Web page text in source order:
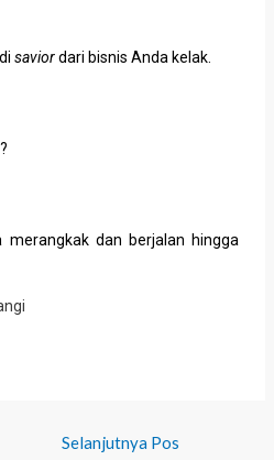
saviordari bisnis Anda kelak.
merangkak dan berjalan hingga
Selanjutnya Pos